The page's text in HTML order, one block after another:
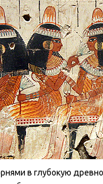
в глубокую